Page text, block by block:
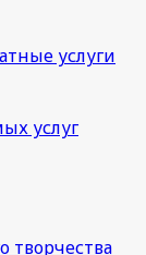
услуги
услуг
творчества